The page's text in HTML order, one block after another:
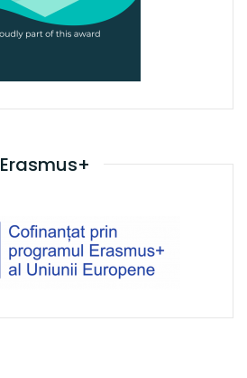
Erasmus+